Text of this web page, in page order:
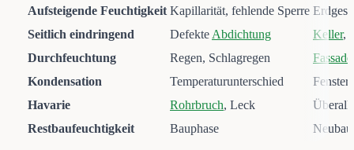
Aufsteigende Feuchtigkeit Kapillarität, fehlende Sperre
Seitlich eindringend
Defekte Abdichtung Keller,
Durchfeuchtung
Regen, Schlagregen Fassade
Kondensation
Temperaturunterschied
Havarie
Rohrbruch, Leck
Überall
Restbaufeuchtigkeit
Bauphase